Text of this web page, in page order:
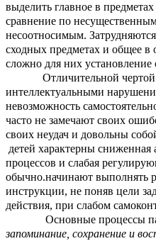
выделить главное в
сравнение по
несоотносимым.
сходных предметах и общее
сложно для них установление
Отличительной чертой
интеллектуальными
невозможность
часто не замечают своих
своих неудач и довольны
детей характерны
процессов и слабая
обычно.начинают выполнять
инструкции, не поняв цели
действия, при слабом
Основные процессы
запоминание, сохранение и